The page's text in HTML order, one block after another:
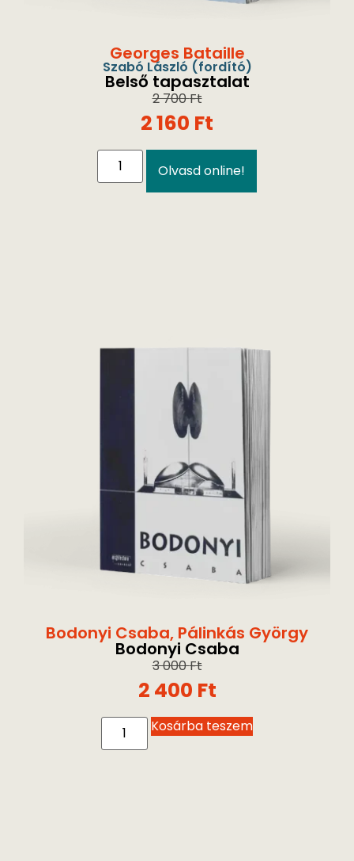
Georges Bataille
Szabó László (fordító)
Belső tapasztalat
2 700Ft
2 160 Ft
Olvasd online!
Bodonyi Csaba, Pálinkás György
Bodonyi Csaba
3 000Ft
2 400 Ft
Kosárba teszem